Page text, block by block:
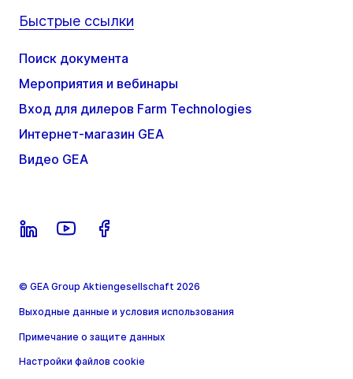
Быстрые ссылки
Поиск документа
Мероприятия и вебинары
Вход для дилеров Farm Technologies
Интернет-магазин GEA
Видео GEA
© GEA Group Aktiengesellschaft 2026
Выходные данные и условия использования
Примечание о защите данных
Настройки файлов cookie